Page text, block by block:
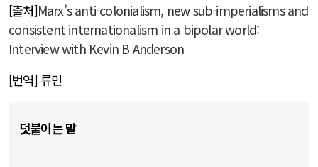
[출처]Marx’s anti-colonialism, new sub-imperialisms and
consistent internationalism in a bipolar world:
Interview with Kevin B Anderson
[번역] 류민
덧붙이는 말